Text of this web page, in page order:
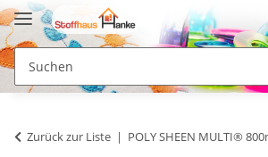
Zurück zur Liste POLY SHEEN MULTI®